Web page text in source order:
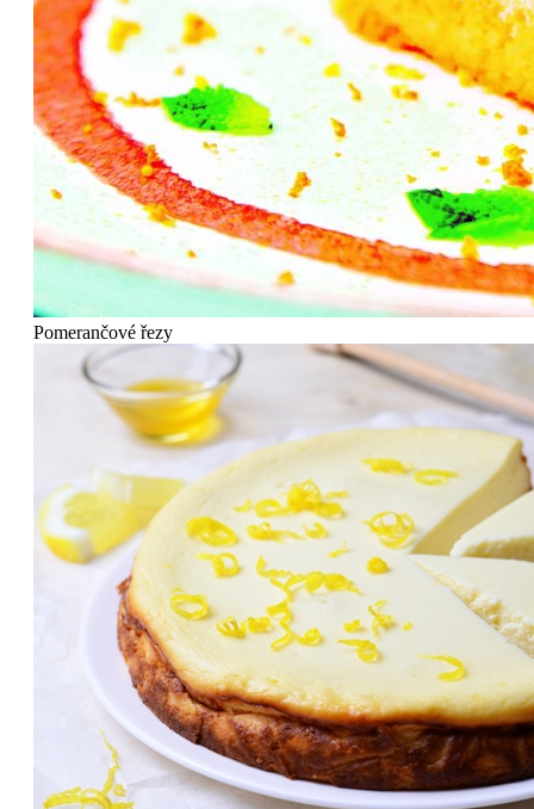
Pomerančové řezy